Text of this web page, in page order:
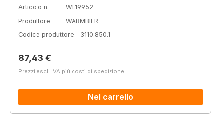
Articolo n.
WL19952
Produttore
WARMBIER
Codice produttore
3110.850.1
Prezzo normale:
87,43 €
Prezzi escl. IVA più costi di spedizione
Nel carrello